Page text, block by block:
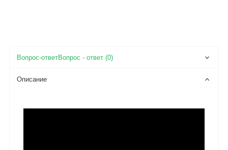
Вопрос - ответ (0)
Описание